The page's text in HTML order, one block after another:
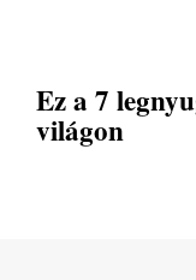
Ez a 7
világon